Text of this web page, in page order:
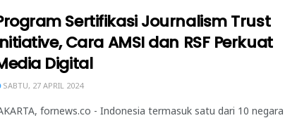
Sertifikasi Journalism Trust
Cara AMSI dan RSF Perkuat
Digital
SABTU, 27 APRIL 2024
fornews.co - Indonesia termasuk satu dari 10 negara